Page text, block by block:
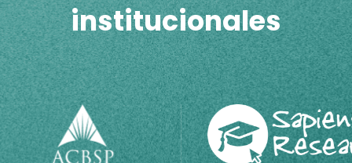
institucionales